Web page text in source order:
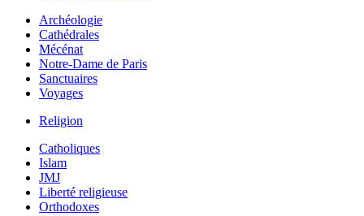
Archéologie
Cathédrales
Mécénat
Notre-Dame de Paris
Sanctuaires
Voyages
Religion
Catholiques
Islam
JMJ
Liberté religieuse
Orthodoxes